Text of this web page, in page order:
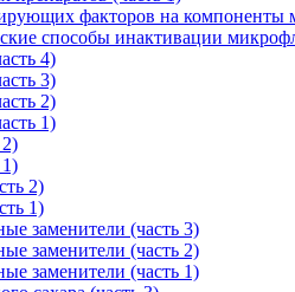
факторов на компоненты
способы инактивации
4)
3)
2)
1)
2)
1)
заменители (часть 3)
заменители (часть 2)
заменители (часть 1)